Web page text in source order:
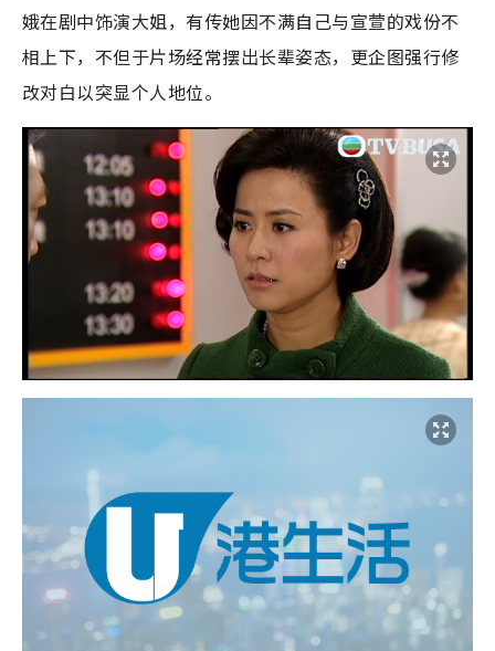
娥在剧中饰演大姐，有传她因不满自己与宣萱的戏份不
相上下，不但于片场经常摆出长辈姿态，更企图强行修
改对白以突显个人地位。